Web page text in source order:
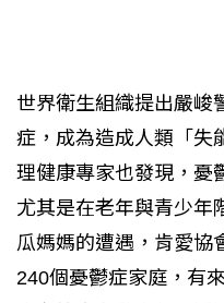
世界衛生組織提出嚴峻
症，成為造成人類「失
理健康專家也發現，憂
尤其是在老年與青少年
瓜媽媽的遭遇，肯愛協
240個憂鬱症家庭，有